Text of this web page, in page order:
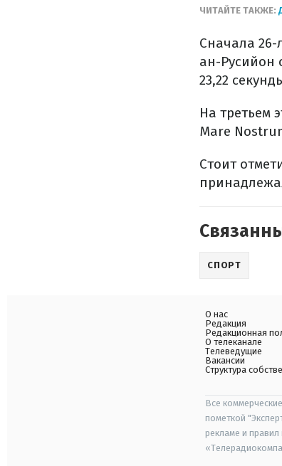
ЧИТАЙТЕ ТАКЖЕ:
Сначала
ан-Русийон
23,22
На третьем
Mare
Стоит
СПОРТ
О нас
Редакция
Редакционная
О телеканале
Телеведущие
Вакансии
Структура
Все
пометкой
рекламе и